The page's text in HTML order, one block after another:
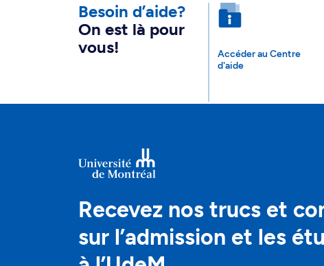
Besoin d’aide?
On est là pour
vous!
Accéder au Centre
d'aide
Recevez nos trucs et
sur l’admission et les